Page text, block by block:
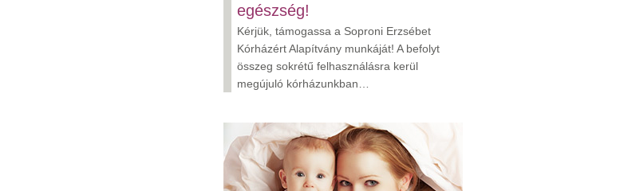
egészség!
Kérjük, támogassa a Soproni Erzsébet
Kórházért Alapítvány munkáját! A befolyt
összeg sokrétű felhasználásra kerül
megújuló kórházunkban…